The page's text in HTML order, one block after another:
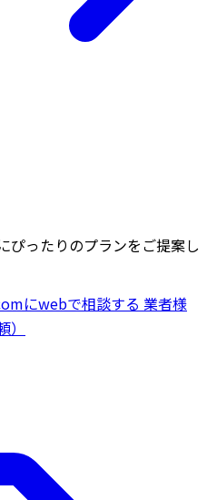
ぴったりのプランをご提案し
にwebで相談する 業者様